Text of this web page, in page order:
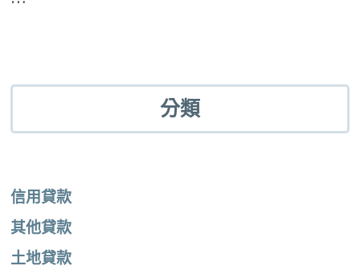
分類
信用貸款
其他貸款
土地貸款